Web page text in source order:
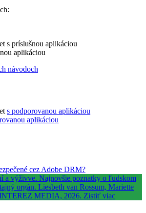
s príslušnou aplikáciou
aplikáciou
návodoch
s podporovanou aplikáciou
aplikáciou
cez Adobe DRM?